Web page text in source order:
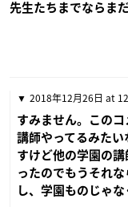
先生たちまでならま
2018年12月26日 at
すみません。この
講師やってるみたい
すけど他の学園の
ったのでもうそれ
し、学園ものじゃ